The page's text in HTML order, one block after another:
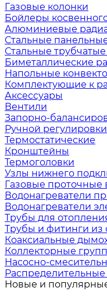
Газовые колонки
Бойлеры
Алюминиевые
Стальные
Стальные
Биметаллические
Напольные
Комплектующие к
Аксессуары
Вентили
Запорно-
Ручной регулировки
Термостатические
Кронштейны
Термоголовки
Узлы нижнего
Газовые проточные
Водонагреватели
Водонагреватели
Трубы для
Трубы и фитинги из
Коаксиальные
Коллекторные
Насосно-
Новые и